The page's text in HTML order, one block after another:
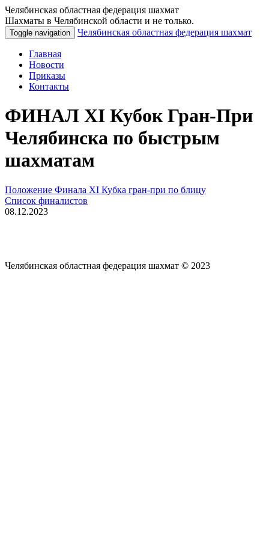
Челябинская областная федерация шахмат
Шахматы в Челябинской области и не только.
Toggle navigation Челябинская областная федерация шахмат
Главная
Новости
Приказы
Контакты
ФИНАЛ XI Кубок Гран-При
Челябинска по быстрым
шахматам
Положение Финала XI Кубка гран-при по блицу
Список финалистов
08.12.2023
Челябинская областная федерация шахмат © 2023